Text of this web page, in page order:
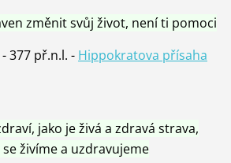
změnit svůj život, není ti pomoci
377 př.n.l. - Hippokratova přísaha
jako je živá a zdravá strava,
živíme a uzdravujeme